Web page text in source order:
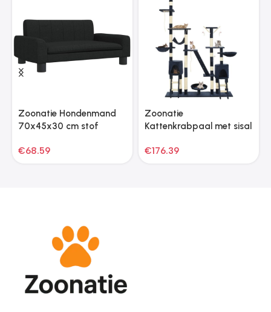
Zoonatie Hondenmand
70x45x30 cm stof
€68.59
Zoonatie
Kattenkrabpaal met sisal
blauw
€176.39